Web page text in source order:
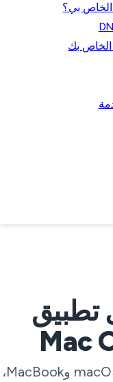
تطبيق
تصفح بأمان باستخدام VPN على macOS وMacBook،